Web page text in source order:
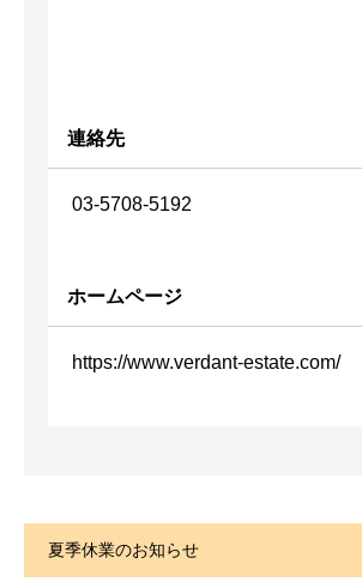
連絡先
03-5708-5192
ホームページ
https://www.verdant-estate.com/
夏季休業のお知らせ